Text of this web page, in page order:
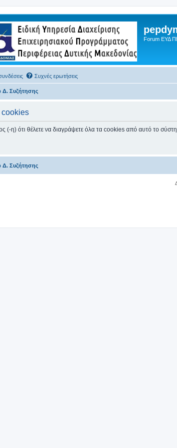
Forum ΕΥΔ
Συχνές ερωτήσεις
Δ. Συζήτησης
cookies
(-η) ότι θέλετε να διαγράψετε όλα τα cookies από αυτό το
Δ. Συζήτησης